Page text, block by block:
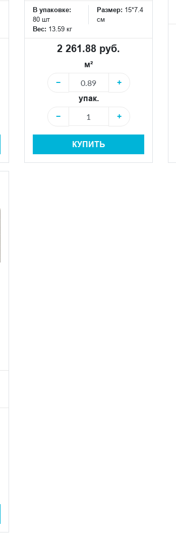
В упаковке:
80 шт
Размер: 15*7.4
см
Вес: 13.59 кг
2 261.88 руб.
м²
−
+
упак.
−
+
КУПИТЬ